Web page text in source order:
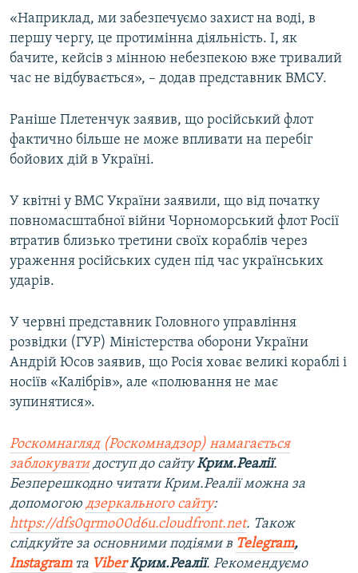
«Наприклад, ми забезпечуємо захист на воді, в
першу чергу, це протимінна діяльність. І, як
бачите, кейсів з мінною небезпекою вже тривалий
час не відбувається», – додав представник ВМСУ.
Раніше Плетенчук заявив, що російський флот
фактично більше не може впливати на перебіг
бойових дій в Україні.
У квітні у ВМС України заявили, що від початку
повномасштабної війни Чорноморський флот Росії
втратив близько третини своїх кораблів через
ураження російських суден під час українських
ударів.
У червні представник Головного управління
розвідки (ГУР) Міністерства оборони України
Андрій Юсов заявив, що Росія ховає великі кораблі і
носіїв «Калібрів», але «полювання не має
зупинятися».
Роскомнагляд (Роскомнадзор) намагається
заблокуватидоступ до сайтуКрим.Реалії.
Безперешкодно читати Крим.Реалії можна за
допомогою дзеркального сайту:
https://dfs0qrmo00d6u.cloudfront.net. Також
слідкуйте за основними подіями в Telegram,
Instagramта ViberКрим.Реалії. Рекомендуємо